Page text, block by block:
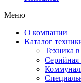
Меню
О компании
Каталог
Техника
Серийная